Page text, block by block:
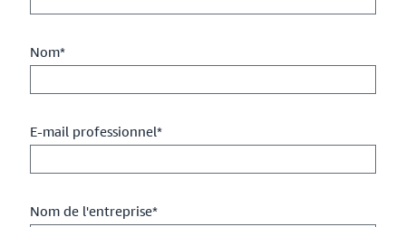
Nom*
E-mail professionnel*
Nom de l'entreprise*